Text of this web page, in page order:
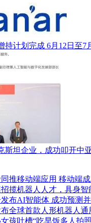
持计划完成 6月12日至7
斯坦企业，成功叩开中
同推移动端应用 移动端
揽机器人人才，具身智
布AI智能体 成功预测
全球首款人形机器人通
孩吐槽“吃早饭多人拍